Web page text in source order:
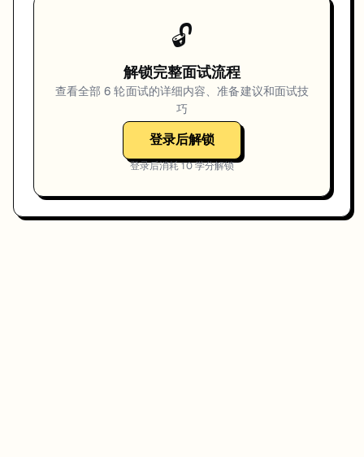
🔓
解锁完整面试流程
查看全部6 轮面试的详细内容、准备建议和面试技
巧
登录后解锁
登录后消耗10学分解锁